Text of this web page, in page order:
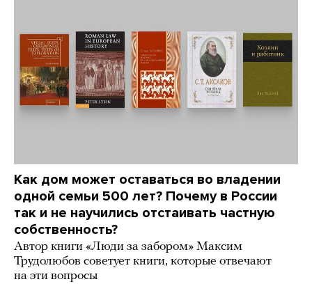
Как дом может оставаться во владении
одной семьи 500 лет? Почему в России
так и не научились отстаивать частную
собственность?
Автор книги «Люди за забором» Максим
Трудолюбов советует книги, которые отвечают
на эти вопросы